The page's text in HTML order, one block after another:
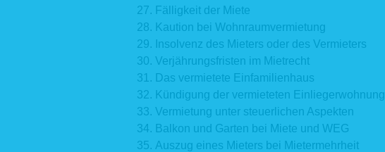
Fälligkeit der Miete
Kaution bei Wohnraumvermietung
Insolvenz des Mieters oder des Vermieters
Verjährungsfristen im Mietrecht
Das vermietete Einfamilienhaus
Kündigung der vermieteten Einliegerwohnung
Vermietung unter steuerlichen Aspekten
Balkon und Garten bei Miete und WEG
Auszug eines Mieters bei Mietermehrheit